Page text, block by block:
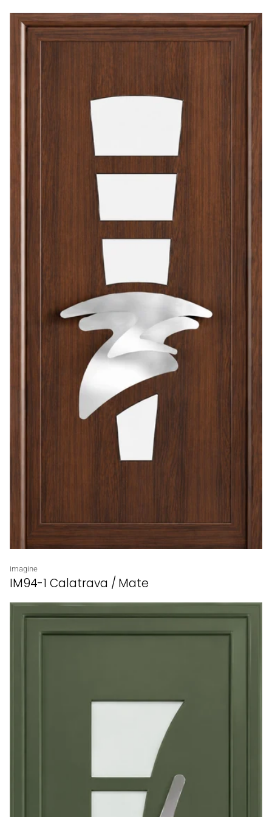
Proveedor:
imagine
IM94-1 Calatrava / Mate